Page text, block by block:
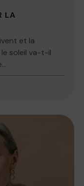
LA
et la
soleil va-t-il